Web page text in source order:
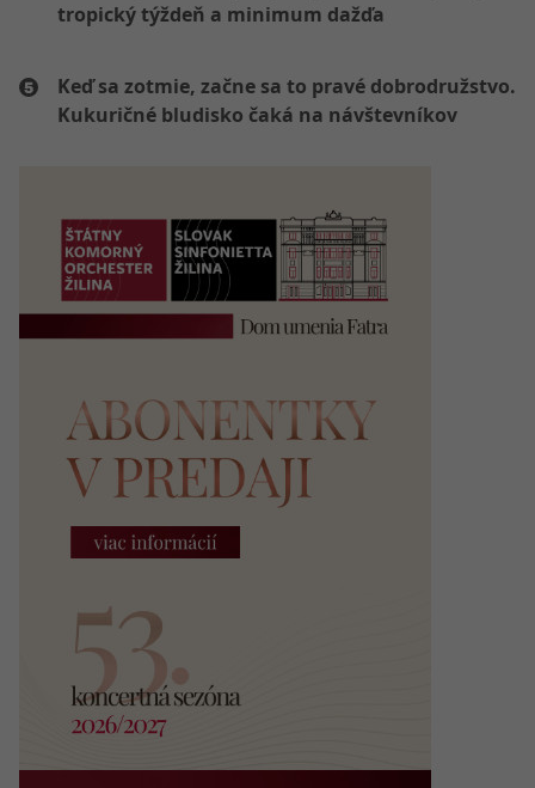
tropický týždeň a minimum dažďa
Keď sa zotmie, začne sa to pravé dobrodružstvo.
Kukuričné bludisko čaká na návštevníkov